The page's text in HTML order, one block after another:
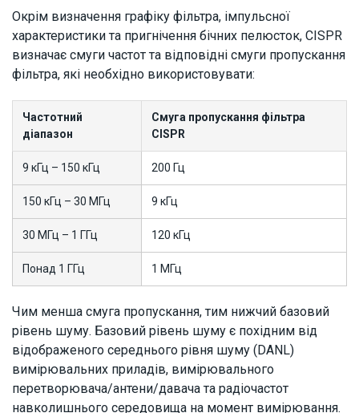
Окрім визначення графіку фільтра, імпульсної
характеристики та пригнічення бічних пелюсток, CISPR
визначає смуги частот та відповідні смуги пропускання
фільтра, які необхідно використовувати:
Частотний
діапазон
Смуга пропускання фільтра
CISPR
9 кГц – 150 кГц 200 Гц
150 кГц – 30 МГц 9 кГц
30 МГц – 1 ГГц 120 кГц
Понад 1 ГГц 1 МГц
Чим менша смуга пропускання, тим нижчий базовий
рівень шуму. Базовий рівень шуму є похідним від
відображеного середнього рівня шуму (DANL)
вимірювальних приладів, вимірювального
перетворювача/антени/давача та радіочастот
навколишнього середовища на момент вимірювання.